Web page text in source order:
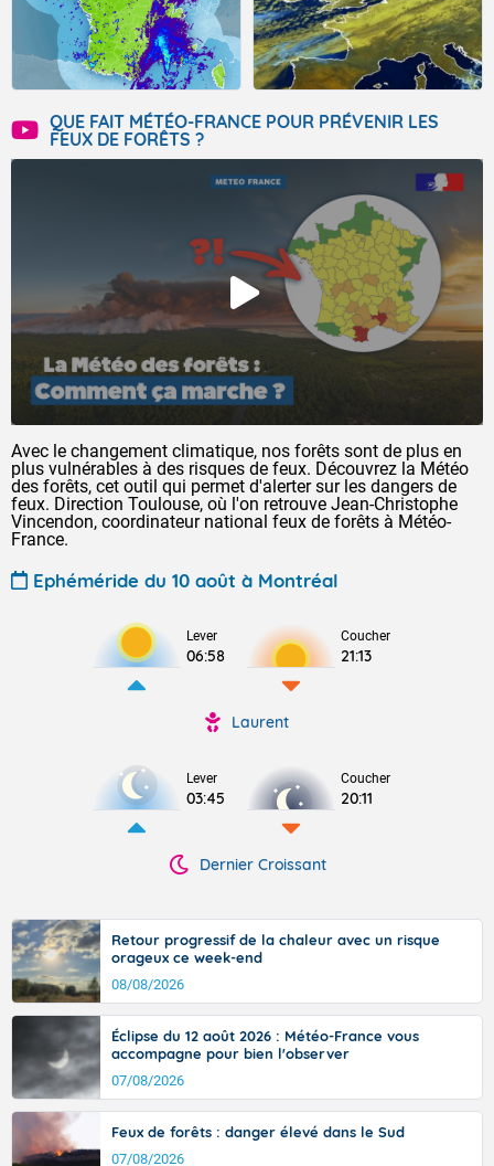
QUE FAIT MÉTÉO-FRANCE POUR PRÉVENIR LES
FEUX DE FORÊTS ?
Avec le changement climatique, nos forêts sont de plus en
plus vulnérables à des risques de feux. Découvrez la Météo
des forêts, cet outil qui permet d'alerter sur les dangers de
feux. Direction Toulouse, où l'on retrouve Jean-Christophe
Vincendon, coordinateur national feux de forêts à Météo-
France.
Ephéméride du 10 août à Montréal
Lever
06:58
Coucher
21:13
Laurent
Lever
03:45
Coucher
20:11
Dernier Croissant
Retour progressif de la chaleur avec un risque
orageux ce week-end
08/08/2026
Éclipse du 12 août 2026 : Météo-France vous
accompagne pour bien l'observer
07/08/2026
Feux de forêts : danger élevé dans le Sud
07/08/2026